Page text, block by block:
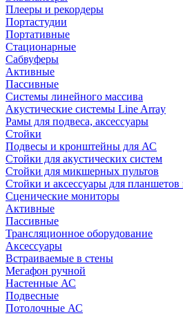
Плееры и рекордеры
Портастудии
Портативные
Стационарные
Сабвуферы
Активные
Пассивные
Системы линейного массива
Акустические системы Line Array
Рамы для подвеса, аксессуары
Стойки
Подвесы и кронштейны для АС
Стойки для акустических систем
Стойки для микшерных пультов
Стойки и аксессуары для планшетов
Сценические мониторы
Активные
Пассивные
Трансляционное оборудование
Аксессуары
Встраиваемые в стены
Мегафон ручной
Настенные АС
Подвесные
Потолочные АС